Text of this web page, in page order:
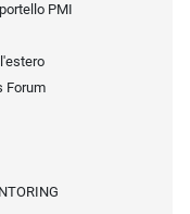
PMI
Forum